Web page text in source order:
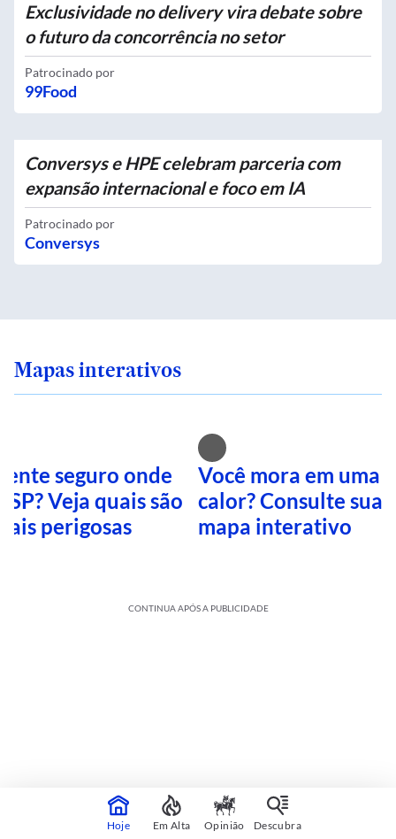
Exclusividade no delivery vira debate sobre
o futuro da concorrência no setor
Patrocinado por
99Food
Conversys e HPE celebram parceria com
expansão internacional e foco em IA
Patrocinado por
Conversys
Mapas interativos
seguro onde
SP? Veja quais são
perigosas
Você mora em uma
calor? Consulte sua
mapa interativo
CONTINUA APÓS A PUBLICIDADE
Hoje Em Alta Opinião Descubra